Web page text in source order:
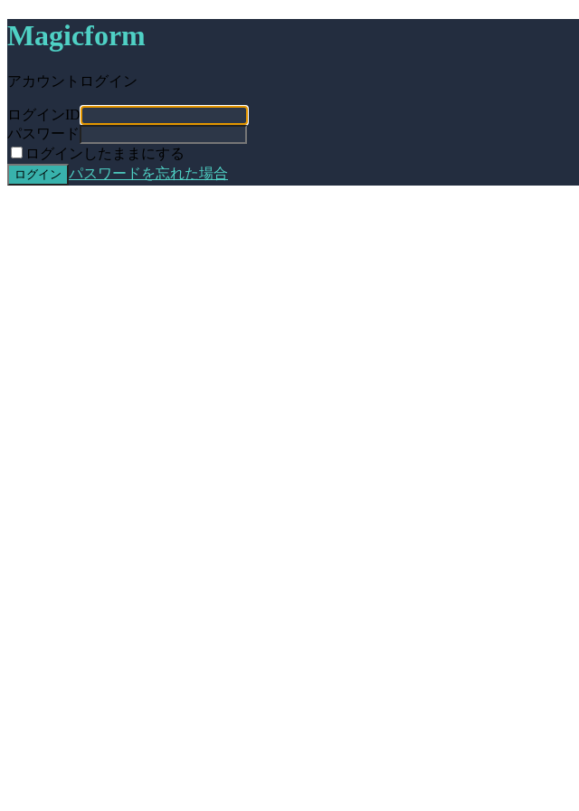
Magicform
アカウントログイン
ログインID
パスワード
ログインしたままにする
ログイン パスワードを忘れた場合